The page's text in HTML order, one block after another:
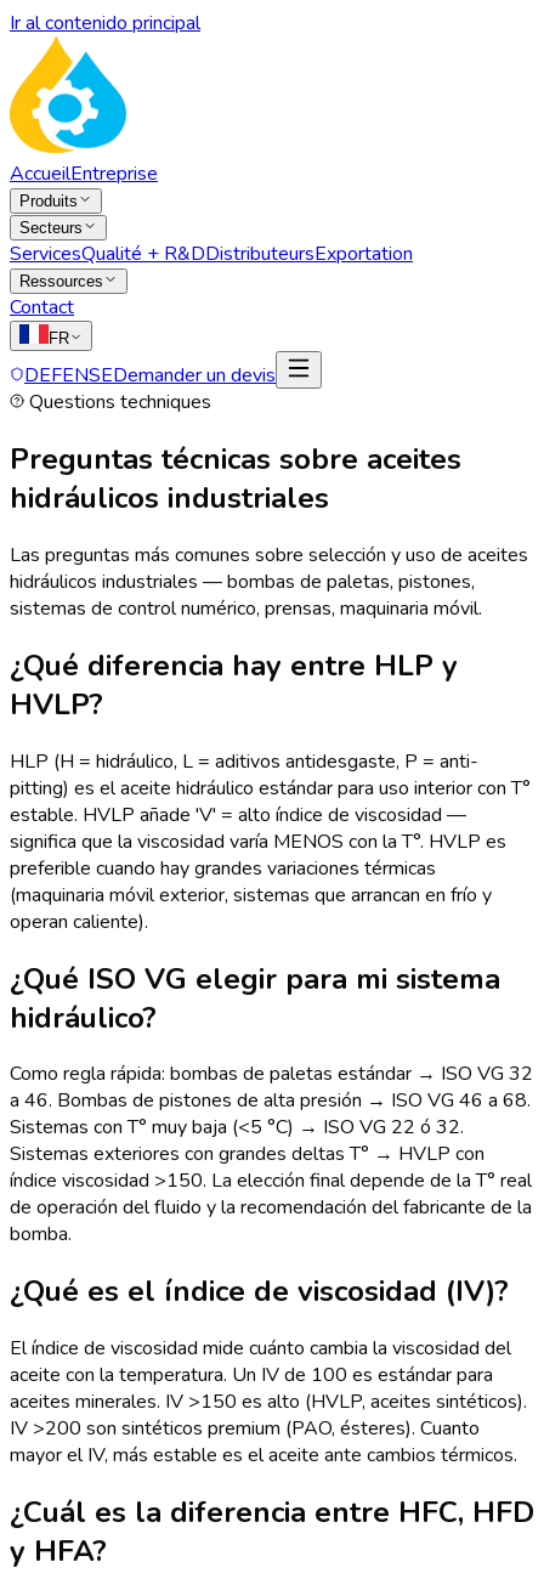
Ir al contenido principal
AccueilEntreprise
Produits
Secteurs
ServicesQualité + R&DDistributeursExportation
Ressources
Contact
FR
DEFENSEDemander un devis
Questions techniques
Preguntas técnicas sobre aceites
hidráulicos industriales
Las preguntas más comunes sobre selección y uso de aceites
hidráulicos industriales — bombas de paletas, pistones,
sistemas de control numérico, prensas, maquinaria móvil.
¿Qué diferencia hay entre HLP y
HVLP?
HLP (H = hidráulico, L = aditivos antidesgaste, P = anti-
pitting) es el aceite hidráulico estándar para uso interior con T°
estable. HVLP añade 'V' = alto índice de viscosidad —
significa que la viscosidad varía MENOS con la T°. HVLP es
preferible cuando hay grandes variaciones térmicas
(maquinaria móvil exterior, sistemas que arrancan en frío y
operan caliente).
¿Qué ISO VG elegir para mi sistema
hidráulico?
Como regla rápida: bombas de paletas estándar → ISO VG 32
a 46. Bombas de pistones de alta presión → ISO VG 46 a 68.
Sistemas con T° muy baja (<5 °C) → ISO VG 22 ó 32.
Sistemas exteriores con grandes deltas T° → HVLP con
índice viscosidad >150. La elección final depende de la T° real
de operación del fluido y la recomendación del fabricante de la
bomba.
¿Qué es el índice de viscosidad (IV)?
El índice de viscosidad mide cuánto cambia la viscosidad del
aceite con la temperatura. Un IV de 100 es estándar para
aceites minerales. IV >150 es alto (HVLP, aceites sintéticos).
IV >200 son sintéticos premium (PAO, ésteres). Cuanto
mayor el IV, más estable es el aceite ante cambios térmicos.
¿Cuál es la diferencia entre HFC, HFD
y HFA?